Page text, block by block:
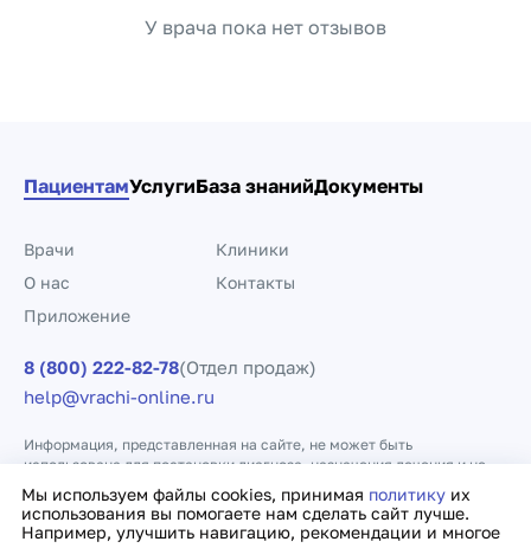
У врача пока нет отзывов
Мы используем файлы cookies, принимая политику их
использования вы помогаете нам сделать сайт лучше.
Например, улучшить навигацию, рекомендации и многое
ПациентамУслугиБаза знанийДокументы
Врачи
Клиники
О нас
Контакты
Приложение
8 (800) 222-82-78(Отдел продаж)
help@vrachi-online.ru
Информация, представленная на сайте, не может быть
использована для постановки диагноза, назначения лечения и не
заменяет прием врача.
Политика конфиденциальности Договор оферты